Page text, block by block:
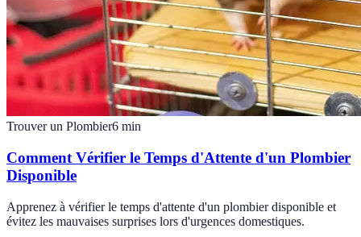
Trouver un Plombier6 min
Comment Vérifier le Temps d'Attente d'un Plombier
Disponible
Apprenez à vérifier le temps d'attente d'un plombier disponible et
évitez les mauvaises surprises lors d'urgences domestiques.